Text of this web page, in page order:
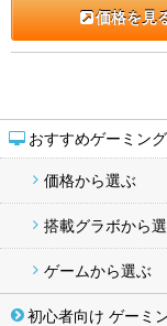
おすすめゲーミン
価格から選ぶ
搭載グラボから
ゲームから選ぶ
初心者向け ゲーミ
価格を見